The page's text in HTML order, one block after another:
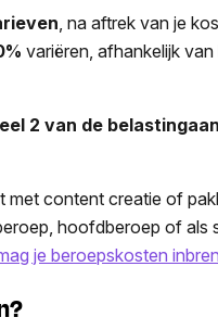
, na aftrek van je
variëren, afhankelijk
2 van de
met content creatie of
hoofdberoep of als
je beroepskosten